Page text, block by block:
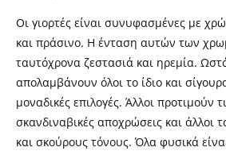
Οι γιορτές είναι συνυφασμένες με
και πράσινο. Η ένταση αυτών των
ταυτόχρονα ζεστασιά και ηρεμία.
απολαμβάνουν όλοι το ίδιο και
μοναδικές επιλογές. Άλλοι προτιμούν
σκανδιναβικές αποχρώσεις και άλλοι
και σκούρους τόνους. Όλα φυσικά